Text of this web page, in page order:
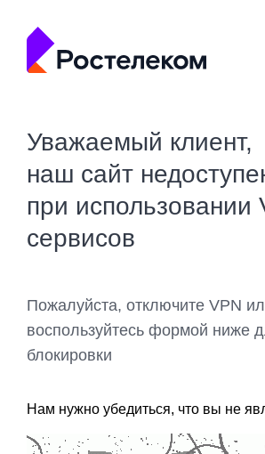
Уважаемый клиент,
наш сайт
при использовании
сервисов
Пожалуйста, отключите VPN
воспользуйтесь формой ниже
блокировки
Нам нужно убедиться, что вы не